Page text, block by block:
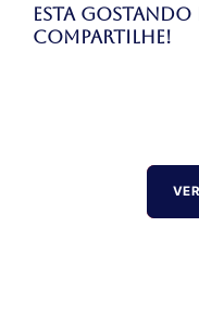
Esta
Compartilhe!